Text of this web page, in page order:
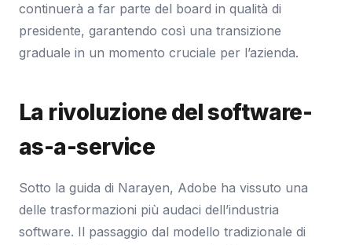
continuerà a far parte del board in qualità di
presidente, garantendo così una transizione
graduale in un momento cruciale per l’azienda.
La rivoluzione del software-
as-a-service
Sotto la guida di Narayen, Adobe ha vissuto una
delle trasformazioni più audaci dell’industria
software. Il passaggio dal modello tradizionale di